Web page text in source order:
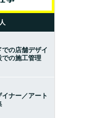
の店舗デザイ
での施工管理
ナー／アート